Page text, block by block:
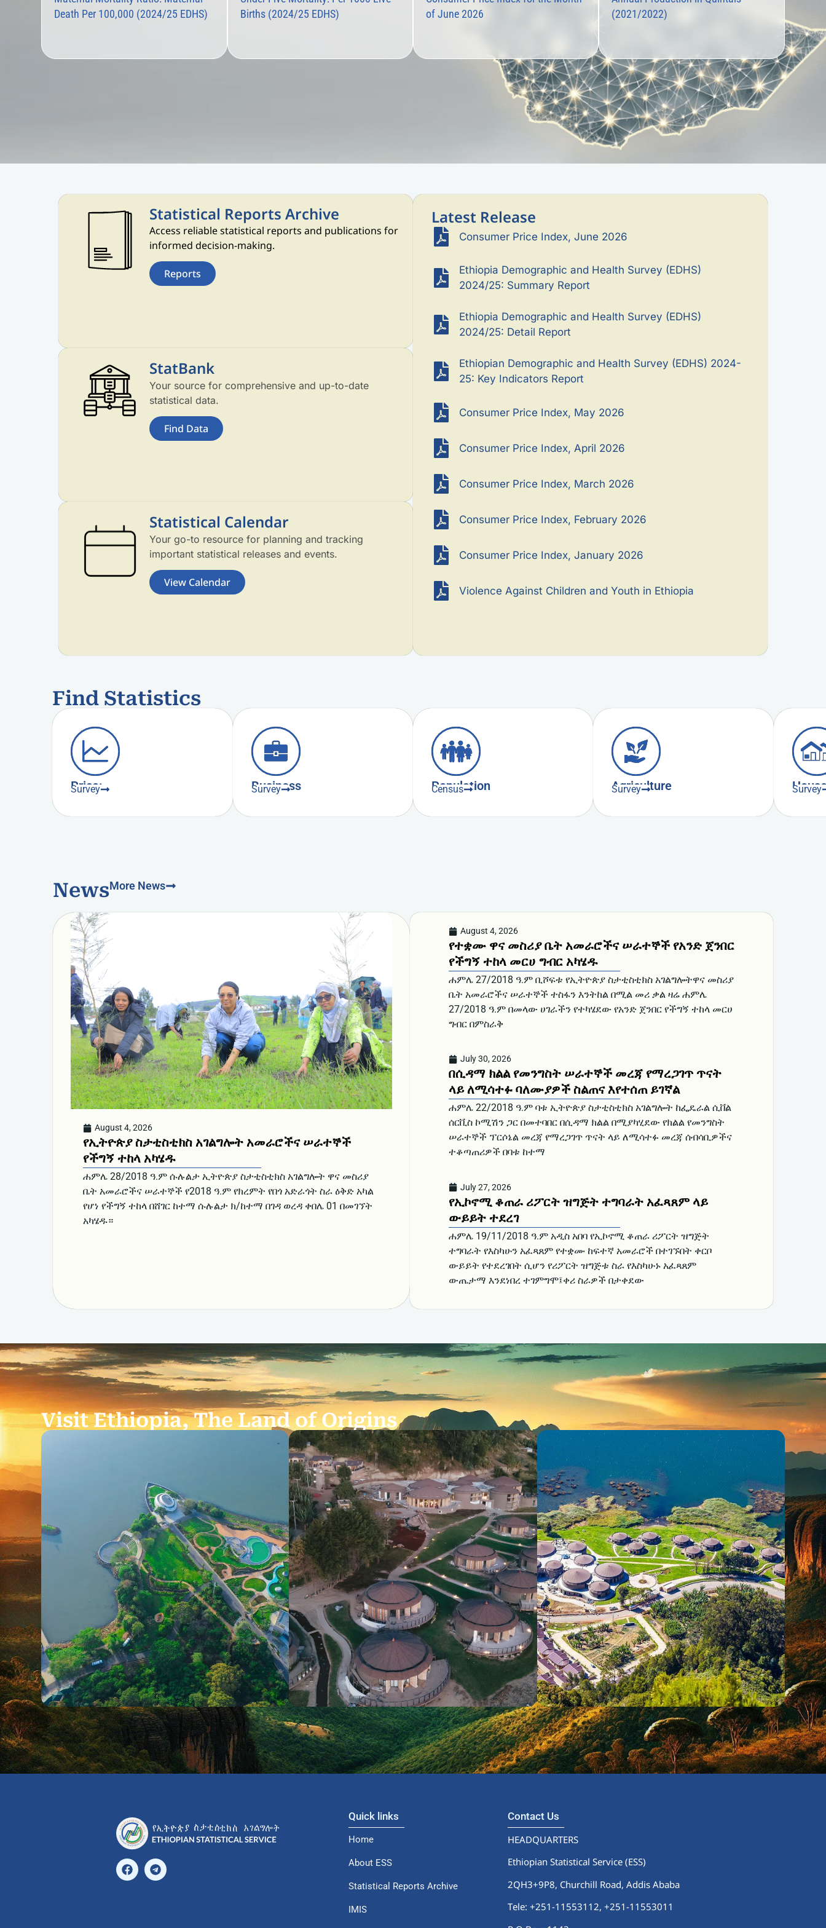
Death Per 100,000 (2024/25 EDHS)
Births (2024/25 EDHS)
of June 2026
(2021/2022)
Statistical Reports Archive
Access reliable statistical reports and publications for
informed decision-making.
Reports
StatBank
Your source for comprehensive and up-to-date
statistical data.
Find Data
Statistical Calendar
Your go-to resource for planning and tracking
important statistical releases and events.
View Calendar
Latest Release
Consumer Price Index, June 2026
Ethiopia Demographic and Health Survey (EDHS)
2024/25: Summary Report
Ethiopia Demographic and Health Survey (EDHS)
2024/25: Detail Report
Ethiopian Demographic and Health Survey (EDHS) 2024-
25: Key Indicators Report
Consumer Price Index, May 2026
Consumer Price Index, April 2026
Consumer Price Index, March 2026
Consumer Price Index, February 2026
Consumer Price Index, January 2026
Violence Against Children and Youth in Ethiopia
Find Statistics
Price:
Survey Business
Survey Population
Census Agriculture
Survey Survey
NewsMore News
August 4, 2026
የኢትዮጵያ ስታቲስቲክስ አገልግሎት አመራሮችና ሠራተኞች
የችግኝ ተከላ አካሄዱ
ሐምሌ 28/2018 ዓ.ም ሱሉልታ ኢትዮጵያ ስታቲስቲክስ አገልግሎት ዋና መስሪያ
ቤት አመራሮችና ሠራተኞች የ2018 ዓ.ም የክረምት የበጎ አድራጎት ስራ ዕቅድ አካል
የሆነ የችግኝ ተከላ በሸገር ከተማ ሱሉልታ ክ/ከተማ በገዳ ወረዳ ቀበሌ 01 በመገኘት
አካሄዱ።
August 4, 2026
የተቋሙ ዋና መስሪያ ቤት አመራሮችና ሠራተኞች የአንድ ጀንበር
የችግኝ ተከላ መርሀ ግብር አካሄዱ
ሐምሌ 27/2018 ዓ.ም ቢሾፍቱ የኢትዮጵያ ስታቲስቲክስ አገልግሎትዋና መስሪያ
ቤት አመራሮችና ሠራተኞች ተስፋን እንትከል በሚል መሪ ቃል ዛሬ ሐምሌ
27/2018 ዓ.ም በመላው ሀገራችን የተካሄደው የአንድ ጀንበር የችግኝ ተከላ መርሀ
ግብር በምስራቅ
July 30, 2026
በሲዳማ ክልል የመንግስት ሠራተኞች መረጃ የማረጋገጥ ጥናት
ላይ ለሚሳተፉ ባለሙያዎች ስልጠና እየተሰጠ ይገኛል
ሐምሌ 22/2018 ዓ.ም ባቱ ኢትዮጵያ ስታቲስቲክስ አገልግሎት ከፌዴራል ሲቨል
ሰርቪስ ኮሚሽን ጋር በመተባበር በሲዳማ ክልል በሚያካሂደው የክልል የመንግስት
ሠራተኞች ፕርሶኔል መረጃ የማረጋገጥ ጥናት ላይ ለሚሳተፉ መረጃ ሰብሳቢዎችና
ተቆጣጠሪዎች በባቱ ከተማ
July 27, 2026
የኢኮኖሚ ቆጠራ ሪፖርት ዝግጅት ተግባራት አፈጻጸም ላይ
ውይይት ተደረገ
ሐምሌ 19/11/2018 ዓ.ም አዲስ አበባ የኢኮኖሚ ቆጠራ ሪፖርት ዝግጅት
ተግባራት የእስካሁን አፈጻጸም የተቋሙ ከፍተኛ አመራሮች በተገኙበት ቀርቦ
ውይይት የተደረገበት ሲሆን የሪፖርት ዝግጅቱ ስራ የእስካሁኑ አፈጻጸም
ውጤታማ እንደነበረ ተገምግሞ፤ቀሪ ስራዎች በታቀደው
Visit Ethiopia, The Land of Origins
Quick links
Home
About ESS
Statistical Reports Archive
IMIS
Contact Us
HEADQUARTERS
Ethiopian Statistical Service (ESS)
2QH3+9P8, Churchill Road, Addis Ababa
Tele: +251-11553112,+251-11553011